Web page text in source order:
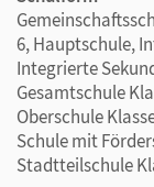
6, Hauptschule,
Integrierte
Gesamtschule
Oberschule
Schule mit
Stadtteilschule